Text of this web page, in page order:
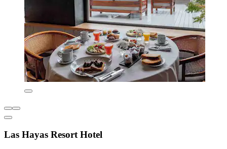
Las Hayas Resort Hotel